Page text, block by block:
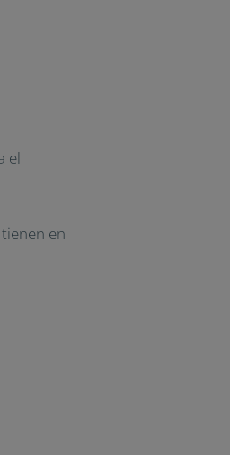
el
en